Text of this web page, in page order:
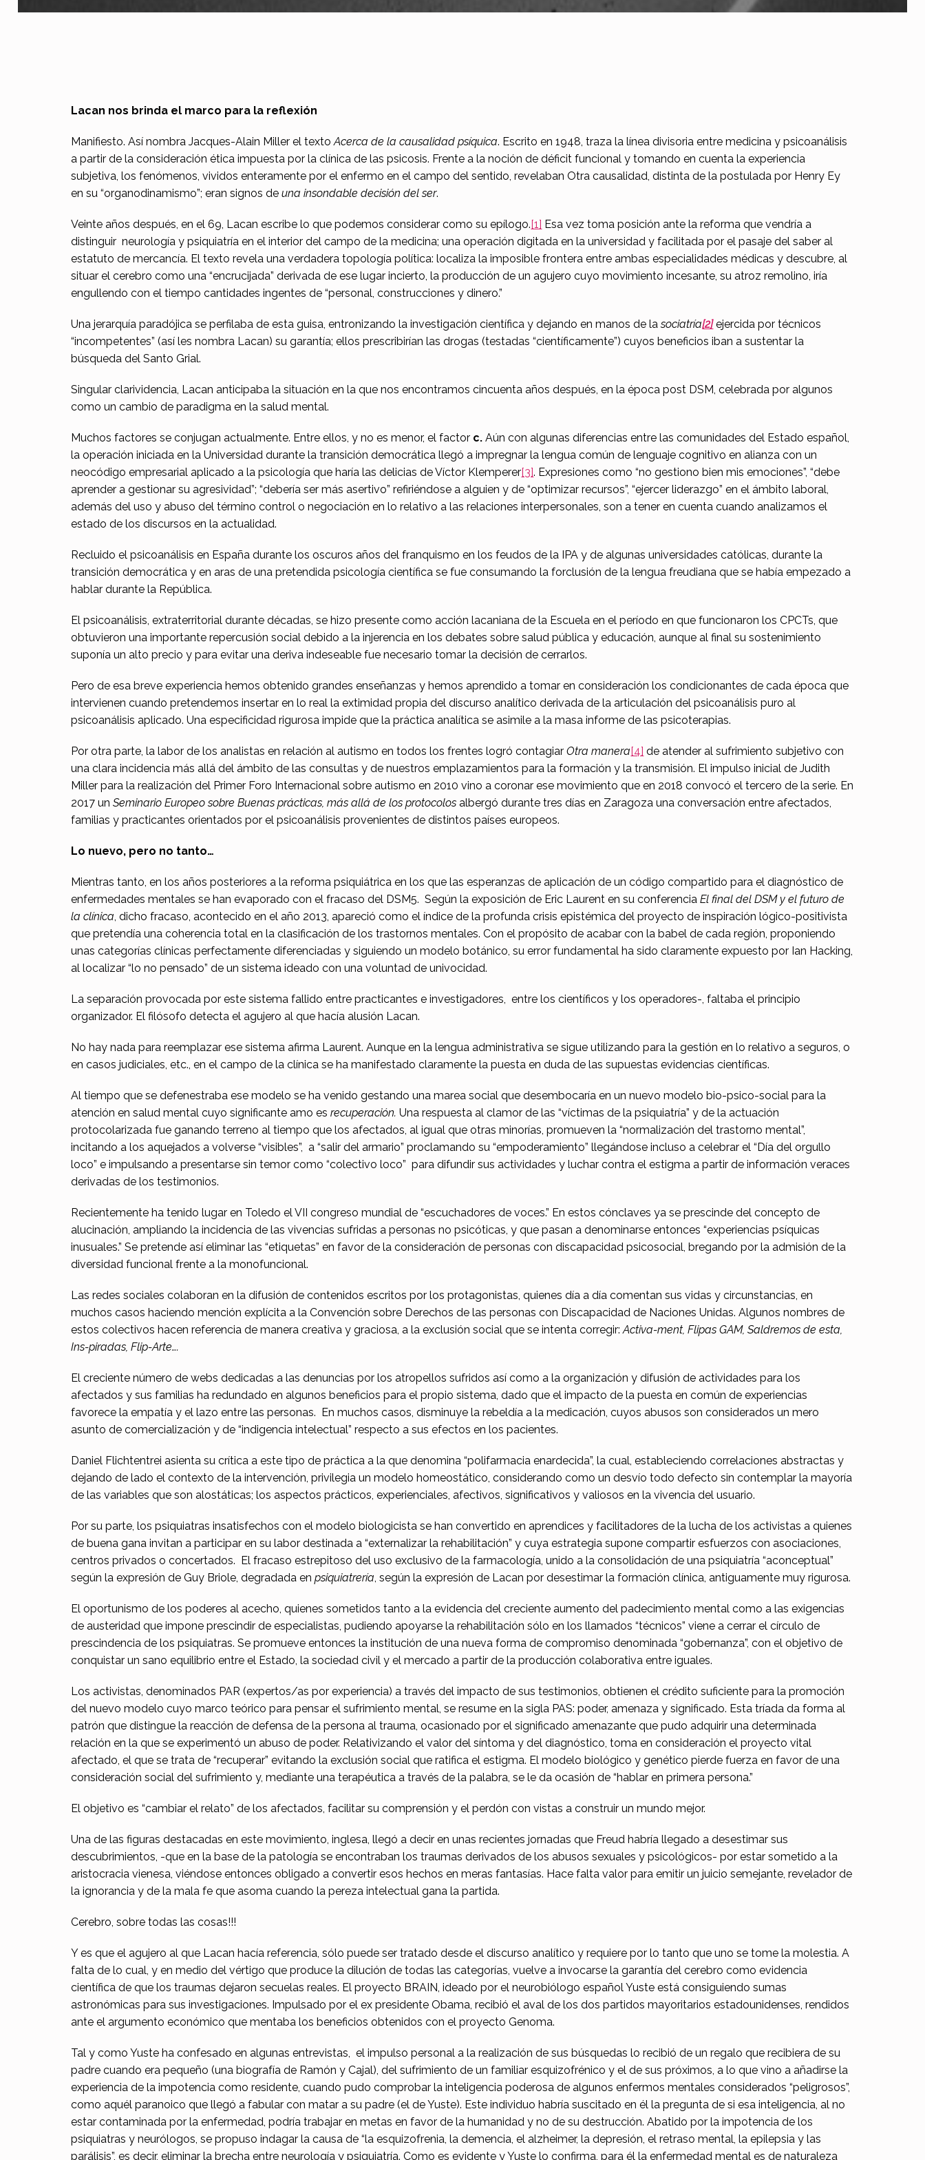
B
r
e
v
e
m
a
n
i
f
i
e
s
t
o
l
a
c
a
n
i
a
n
o
Lacan nos brinda el marco para la reflexión
Manifiesto. Así nombra Jacques-Alain Miller el textoAcerca de la causalidad psíquica. Escrito en 1948, traza la línea divisoria entre medicina y psicoanálisis
a partir de la consideración ética impuesta por la clínica de las psicosis. Frente a la noción de déficit funcional y tomando en cuenta la experiencia
subjetiva, los fenómenos, vividos enteramente por el enfermo en el campo del sentido, revelaban Otra causalidad, distinta de la postulada por Henry Ey
en su “organodinamismo”; eran signos deuna insondable decisión del ser.
Veinte años después, en el 69, Lacan escribe lo que podemos considerar como su epílogo.[1] Esa vez toma posición ante la reforma que vendría a
distinguir neurología y psiquiatría en el interior del campo de la medicina; una operación digitada en la universidad y facilitada por el pasaje del saber al
estatuto de mercancía. El texto revela una verdadera topología política: localiza la imposible frontera entre ambas especialidades médicas y descubre, al
situar el cerebro como una “encrucijada” derivada de ese lugar incierto, la producción de un agujero cuyo movimiento incesante, su atroz remolino, iría
engullendo con el tiempo cantidades ingentes de “personal, construcciones y dinero.”
Una jerarquía paradójica se perfilaba de esta guisa, entronizando la investigación científica y dejando en manos de lasociatría[2]ejercida por técnicos
“incompetentes” (así les nombra Lacan) su garantía; ellos prescribirían las drogas (testadas “científicamente”) cuyos beneficios iban a sustentar la
búsqueda del Santo Grial.
Singular clarividencia, Lacan anticipaba la situación en la que nos encontramos cincuenta años después, en la época post DSM, celebrada por algunos
como un cambio de paradigma en la salud mental.
Muchos factores se conjugan actualmente. Entre ellos, y no es menor, el factor c. Aún con algunas diferencias entre las comunidades del Estado español,
la operación iniciada en la Universidad durante la transición democrática llegó a impregnar la lengua común de lenguaje cognitivo en alianza con un
neocódigo empresarial aplicado a la psicología que haría las delicias de Víctor Klemperer[3]. Expresiones como “no gestiono bien mis emociones”, “debe
aprender a gestionar su agresividad”; “debería ser más asertivo” refiriéndose a alguien y de “optimizar recursos”, “ejercer liderazgo” en el ámbito laboral,
además del uso y abuso del término control o negociación en lo relativo a las relaciones interpersonales, son a tener en cuenta cuando analizamos el
estado de los discursos en la actualidad.
Recluido el psicoanálisis en España durante los oscuros años del franquismo en los feudos de la IPA y de algunas universidades católicas, durante la
transición democrática y en aras de una pretendida psicología científica se fue consumando la forclusión de la lengua freudiana que se había empezado a
hablar durante la República.
El psicoanálisis, extraterritorial durante décadas, se hizo presente como acción lacaniana de la Escuela en el período en que funcionaron los CPCTs, que
obtuvieron una importante repercusión social debido a la injerencia en los debates sobre salud pública y educación, aunque al final su sostenimiento
suponía un alto precio y para evitar una deriva indeseable fue necesario tomar la decisión de cerrarlos.
Pero de esa breve experiencia hemos obtenido grandes enseñanzas y hemos aprendido a tomar en consideración los condicionantes de cada época que
intervienen cuando pretendemos insertar en lo real la extimidad propia del discurso analítico derivada de la articulación del psicoanálisis puro al
psicoanálisis aplicado. Una especificidad rigurosa impide que la práctica analítica se asimile a la masa informe de las psicoterapias.
Por otra parte, la labor de los analistas en relación al autismo en todos los frentes logró contagiarOtra manera[4] de atender al sufrimiento subjetivo con
una clara incidencia más allá del ámbito de las consultas y de nuestros emplazamientos para la formación y la transmisión. El impulso inicial de Judith
Miller para la realización del Primer Foro Internacional sobre autismo en 2010 vino a coronar ese movimiento que en 2018 convocó el tercero de la serie. En
2017 unSeminario Europeo sobre Buenas prácticas, más allá de los protocolos albergó durante tres días en Zaragoza una conversación entre afectados,
familias y practicantes orientados por el psicoanálisis provenientes de distintos países europeos.
Lo nuevo, pero no tanto…
Mientras tanto, en los años posteriores a la reforma psiquiátrica en los que las esperanzas de aplicación de un código compartido para el diagnóstico de
enfermedades mentales se han evaporado con el fracaso del DSM5. Según la exposición de Eric Laurent en su conferenciaEl final del DSM y el futuro de
la clínica , dicho fracaso, acontecido en el año 2013, apareció como el índice de la profunda crisis epistémica del proyecto de inspiración lógico-positivista
que pretendía una coherencia total en la clasificación de los trastornos mentales. Con el propósito de acabar con la babel de cada región, proponiendo
unas categorías clínicas perfectamente diferenciadas y siguiendo un modelo botánico, su error fundamental ha sido claramente expuesto por Ian Hacking,
al localizar “lo no pensado” de un sistema ideado con una voluntad de univocidad.
La separación provocada por este sistema fallido entre practicantes e investigadores, entre los científicos y los operadores-, faltaba el principio
organizador. El filósofo detecta el agujero al que hacía alusión Lacan.
No hay nada para reemplazar ese sistema afirma Laurent. Aunque en la lengua administrativa se sigue utilizando para la gestión en lo relativo a seguros, o
en casos judiciales, etc., en el campo de la clínica se ha manifestado claramente la puesta en duda de las supuestas evidencias científicas.
Al tiempo que se defenestraba ese modelo se ha venido gestando una marea social que desembocaría en un nuevo modelo bio-psico-social para la
atención en salud mental cuyo significante amo esrecuperación. Una respuesta al clamor de las “víctimas de la psiquiatría” y de la actuación
protocolarizada fue ganando terreno al tiempo que los afectados, al igual que otras minorías, promueven la “normalización del trastorno mental”,
incitando a los aquejados a volverse “visibles”, a “salir del armario” proclamando su “empoderamiento” llegándose incluso a celebrar el “Día del orgullo
loco” e impulsando a presentarse sin temor como “colectivo loco” para difundir sus actividades y luchar contra el estigma a partir de información veraces
derivadas de los testimonios.
Recientemente ha tenido lugar en Toledo el VII congreso mundial de “escuchadores de voces.” En estos cónclaves ya se prescinde del concepto de
alucinación, ampliando la incidencia de las vivencias sufridas a personas no psicóticas, y que pasan a denominarse entonces “experiencias psíquicas
inusuales.” Se pretende así eliminar las “etiquetas” en favor de la consideración de personas con discapacidad psicosocial, bregando por la admisión de la
diversidad funcional frente a la monofuncional.
Las redes sociales colaboran en la difusión de contenidos escritos por los protagonistas, quienes día a día comentan sus vidas y circunstancias, en
muchos casos haciendo mención explícita a la Convención sobre Derechos de las personas con Discapacidad de Naciones Unidas. Algunos nombres de
estos colectivos hacen referencia de manera creativa y graciosa, a la exclusión social que se intenta corregir:Activa-ment, Flipas GAM, Saldremos de esta,
Ins-piradas, Flip-Arte….
El creciente número de webs dedicadas a las denuncias por los atropellos sufridos así como a la organización y difusión de actividades para los
afectados y sus familias ha redundado en algunos beneficios para el propio sistema, dado que el impacto de la puesta en común de experiencias
favorece la empatía y el lazo entre las personas. En muchos casos, disminuye la rebeldía a la medicación, cuyos abusos son considerados un mero
asunto de comercialización y de “indigencia intelectual” respecto a sus efectos en los pacientes.
Daniel Flichtentrei asienta su crítica a este tipo de práctica a la que denomina “polifarmacia enardecida”, la cual, estableciendo correlaciones abstractas y
dejando de lado el contexto de la intervención, privilegia un modelo homeostático, considerando como un desvío todo defecto sin contemplar la mayoría
de las variables que son alostáticas; los aspectos prácticos, experienciales, afectivos, significativos y valiosos en la vivencia del usuario.
Por su parte, los psiquiatras insatisfechos con el modelo biologicista se han convertido en aprendices y facilitadores de la lucha de los activistas a quienes
de buena gana invitan a participar en su labor destinada a “externalizar la rehabilitación” y cuya estrategia supone compartir esfuerzos con asociaciones,
centros privados o concertados. El fracaso estrepitoso del uso exclusivo de la farmacología, unido a la consolidación de una psiquiatría “aconceptual”
según la expresión de Guy Briole, degradada enpsiquiatrería , según la expresión de Lacan por desestimar la formación clínica, antiguamente muy rigurosa.
El oportunismo de los poderes al acecho, quienes sometidos tanto a la evidencia del creciente aumento del padecimiento mental como a las exigencias
de austeridad que impone prescindir de especialistas, pudiendo apoyarse la rehabilitación sólo en los llamados “técnicos” viene a cerrar el círculo de
prescindencia de los psiquiatras. Se promueve entonces la institución de una nueva forma de compromiso denominada “gobernanza”, con el objetivo de
conquistar un sano equilibrio entre el Estado, la sociedad civil y el mercado a partir de la producción colaborativa entre iguales.
Los activistas, denominados PAR (expertos/as por experiencia) a través del impacto de sus testimonios, obtienen el crédito suficiente para la promoción
del nuevo modelo cuyo marco teórico para pensar el sufrimiento mental, se resume en la sigla PAS: poder, amenaza y significado. Esta tríada da forma al
patrón que distingue la reacción de defensa de la persona al trauma, ocasionado por el significado amenazante que pudo adquirir una determinada
relación en la que se experimentó un abuso de poder. Relativizando el valor del síntoma y del diagnóstico, toma en consideración el proyecto vital
afectado, el que se trata de “recuperar” evitando la exclusión social que ratifica el estigma. El modelo biológico y genético pierde fuerza en favor de una
consideración social del sufrimiento y, mediante una terapéutica a través de la palabra, se le da ocasión de “hablar en primera persona.”
El objetivo es “cambiar el relato” de los afectados, facilitar su comprensión y el perdón con vistas a construir un mundo mejor.
Una de las figuras destacadas en este movimiento, inglesa, llegó a decir en unas recientes jornadas que Freud habría llegado a desestimar sus
descubrimientos, -que en la base de la patología se encontraban los traumas derivados de los abusos sexuales y psicológicos- por estar sometido a la
aristocracia vienesa, viéndose entonces obligado a convertir esos hechos en meras fantasías. Hace falta valor para emitir un juicio semejante, revelador de
la ignorancia y de la mala fe que asoma cuando la pereza intelectual gana la partida.
Cerebro, sobre todas las cosas!!!
Y es que el agujero al que Lacan hacía referencia, sólo puede ser tratado desde el discurso analítico y requiere por lo tanto que uno se tome la molestia. A
falta de lo cual, y en medio del vértigo que produce la dilución de todas las categorías, vuelve a invocarse la garantía del cerebro como evidencia
científica de que los traumas dejaron secuelas reales. El proyecto BRAIN, ideado por el neurobiólogo español Yuste está consiguiendo sumas
astronómicas para sus investigaciones. Impulsado por el ex presidente Obama, recibió el aval de los dos partidos mayoritarios estadounidenses, rendidos
ante el argumento económico que mentaba los beneficios obtenidos con el proyecto Genoma.
Tal y como Yuste ha confesado en algunas entrevistas, el impulso personal a la realización de sus búsquedas lo recibió de un regalo que recibiera de su
padre cuando era pequeño (una biografía de Ramón y Cajal), del sufrimiento de un familiar esquizofrénico y el de sus próximos, a lo que vino a añadirse la
experiencia de la impotencia como residente, cuando pudo comprobar la inteligencia poderosa de algunos enfermos mentales considerados “peligrosos”,
como aquél paranoico que llegó a fabular con matar a su padre (el de Yuste). Este individuo habría suscitado en él la pregunta de si esa inteligencia, al no
estar contaminada por la enfermedad, podría trabajar en metas en favor de la humanidad y no de su destrucción. Abatido por la impotencia de los
psiquiatras y neurólogos, se propuso indagar la causa de “la esquizofrenia, la demencia, el alzheimer, la depresión, el retraso mental, la epilepsia y las
parálisis”, es decir, eliminar la brecha entre neurología y psiquiatría. Como es evidente y Yuste lo confirma, para él la enfermedad mental es de naturaleza